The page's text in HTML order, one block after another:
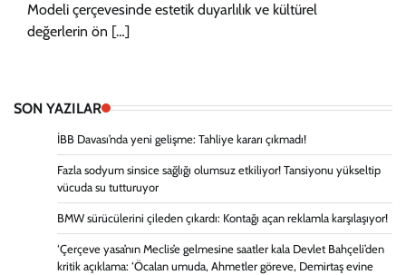
Modeli çerçevesinde estetik duyarlılık ve kültürel
değerlerin ön […]
SON YAZILAR
İBB Davası’nda yeni gelişme: Tahliye kararı çıkmadı!
Fazla sodyum sinsice sağlığı olumsuz etkiliyor! Tansiyonu yükseltip
vücuda su tutturuyor
BMW sürücülerini çileden çıkardı: Kontağı açan reklamla karşılaşıyor!
‘Çerçeve yasa’nın Meclis’e gelmesine saatler kala Devlet Bahçeli’den
kritik açıklama: ‘Öcalan umuda, Ahmetler göreve, Demirtaş evine